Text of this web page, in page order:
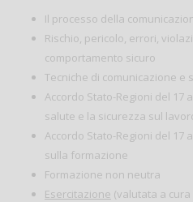
Il processo della
Rischio, pericolo, errori,
comportamento sicuro
Tecniche di comunicazione
Accordo Stato-Regioni del 17
salute e la sicurezza sul
Accordo Stato-Regioni del 17
sulla formazione
Formazione non neutra
Esercitazione (valutata a